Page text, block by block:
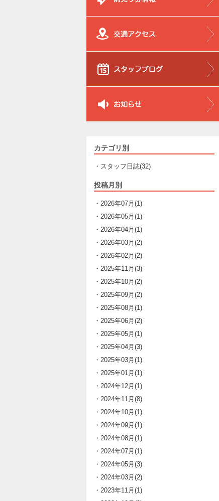
カテゴリ別
・スタッフ日誌(32)
投稿月別
・2026年07月(1)
・2026年05月(1)
・2026年04月(1)
・2026年03月(2)
・2026年02月(2)
・2025年11月(3)
・2025年10月(2)
・2025年09月(2)
・2025年08月(1)
・2025年06月(2)
・2025年05月(1)
・2025年04月(3)
・2025年03月(1)
・2025年01月(1)
・2024年12月(1)
・2024年11月(8)
・2024年10月(1)
・2024年09月(1)
・2024年08月(1)
・2024年07月(1)
・2024年05月(3)
・2024年03月(2)
・2023年11月(1)